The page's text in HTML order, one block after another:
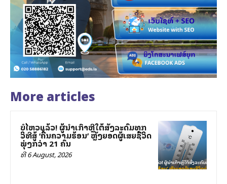
More articles
ບໍ່ໄຫວແລ້ວ! ຜູ້ນຳເກົາຫຼີໃຕ້ສັ່ງລະດົມທຸກ
ວິທີສູ້ ‘ຄື້ນຄວາມຮ້ອນ’ ຫຼັງຍອດຜູ້ເສຍຊີວິດ
ພຸ່ງກວ່າ 21 ຄົນ
ທີ 6 August, 2026